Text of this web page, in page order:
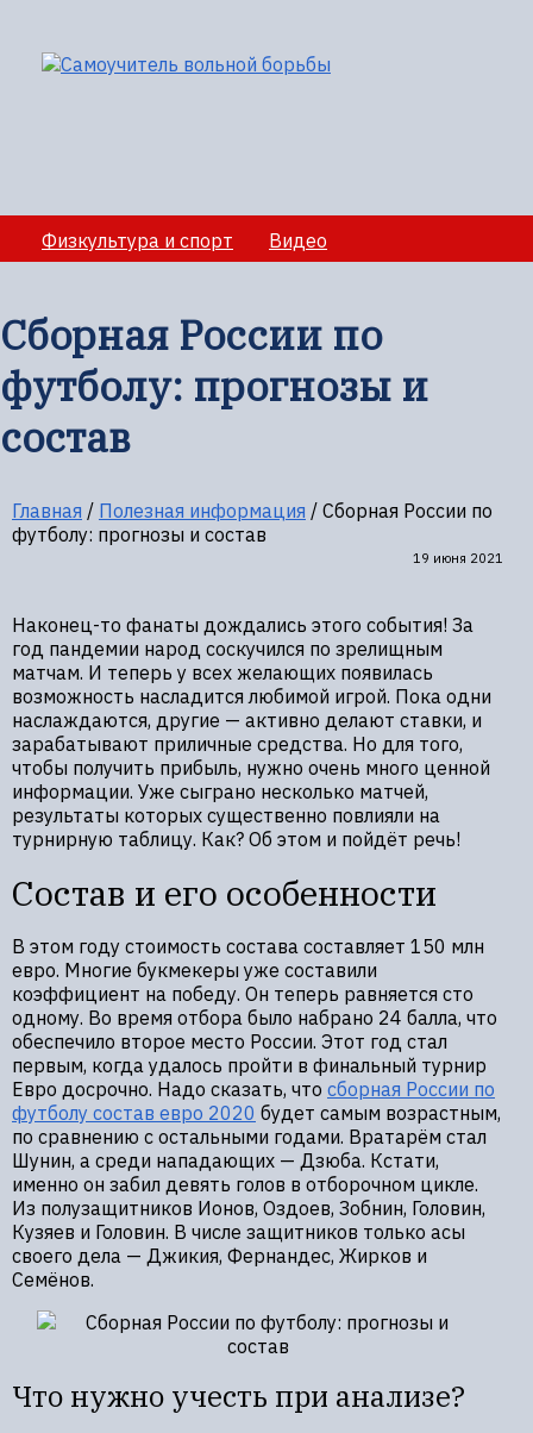
Физкультура и спорт Видео
тренировочных сборов
Секции вольной борбы
Сборная России по
футболу: прогнозы и
состав
Главная / Полезная информация / Сборная России по
футболу: прогнозы и состав
19 июня 2021
Наконец-то фанаты дождались этого события! За
год пандемии народ соскучился по зрелищным
матчам. И теперь у всех желающих появилась
возможность насладится любимой игрой. Пока одни
наслаждаются, другие — активно делают ставки, и
зарабатывают приличные средства. Но для того,
чтобы получить прибыль, нужно очень много ценной
информации. Уже сыграно несколько матчей,
результаты которых существенно повлияли на
турнирную таблицу. Как? Об этом и пойдёт речь!
Состав и его особенности
В этом году стоимость состава составляет 150 млн
евро. Многие букмекеры уже составили
коэффициент на победу. Он теперь равняется сто
одному. Во время отбора было набрано 24 балла, что
обеспечило второе место России. Этот год стал
первым, когда удалось пройти в финальный турнир
Евро досрочно. Надо сказать, что сборная России по
футболу состав евро 2020 будет самым возрастным,
по сравнению с остальными годами. Вратарём стал
Шунин, а среди нападающих — Дзюба. Кстати,
именно он забил девять голов в отборочном цикле.
Из полузащитников Ионов, Оздоев, Зобнин, Головин,
Кузяев и Головин. В числе защитников только асы
своего дела — Джикия, Фернандес, Жирков и
Семёнов.
Что нужно учесть при анализе?